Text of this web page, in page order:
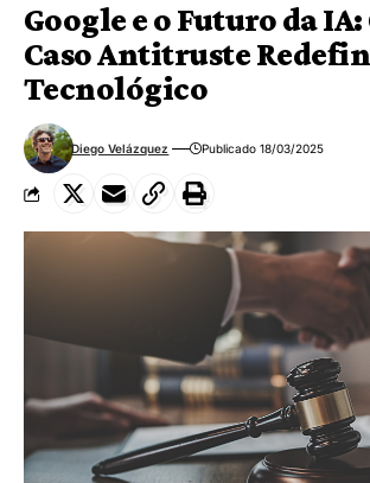
Google e o Futuro da IA:
Caso Antitruste
Tecnológico
Diego Velázquez Publicado 18/03/2025